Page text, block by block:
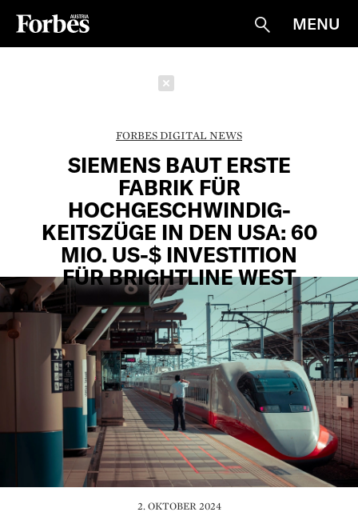
Suche
MENU
FORBES DIGITAL NEWS
SIEMENS BAUT ERSTE
FABRIK FÜR
HOCHGESCHWINDIG­
KEITSZÜGE IN DEN USA: 60
MIO. US-$ INVESTITION
FÜR BRIGHTLINE WEST
2. OKTOBER 2024